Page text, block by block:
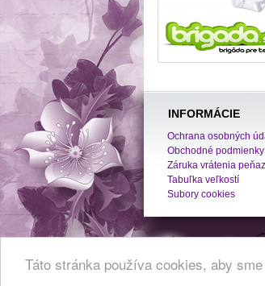
Táto stránka používa cookies, aby
INFORMÁCIE
Ochrana osobných
Obchodné podmienky
Záruka vrátenia
Tabuľka veľkostí
Subory cookies